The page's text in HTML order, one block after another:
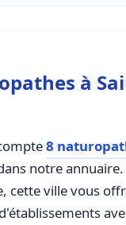
à
8
notre annuaire.
cette ville vous